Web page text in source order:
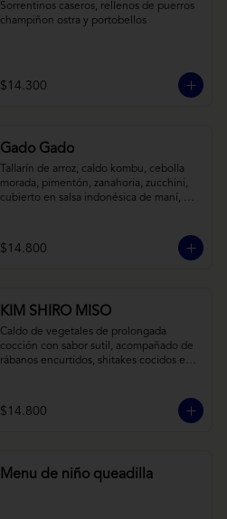
Sorrentinos caseros, rellenos de puerros
champiñon ostra y portobellos
$14.300
Gado Gado
Tallarín de arroz, caldo kombu, cebolla
morada, pimentón, zanahoria, zucchini,
cubierto en salsa indonésica de maní,
$14.800
KIM SHIRO MISO
Caldo de vegetales de prolongada
cocción con sabor sutil, acompañado de
rábanos encurtidos, shitakes cocidos en
vegana) y los infaltables fideos de ramen.
$14.800
Menu de niño queadilla